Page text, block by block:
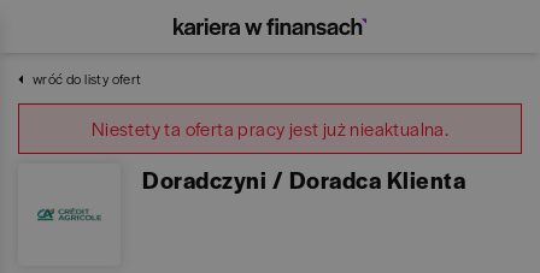
wróć do listy ofert
Niestety ta oferta pracy jest już nieaktualna.
Doradczyni / Doradca Klienta